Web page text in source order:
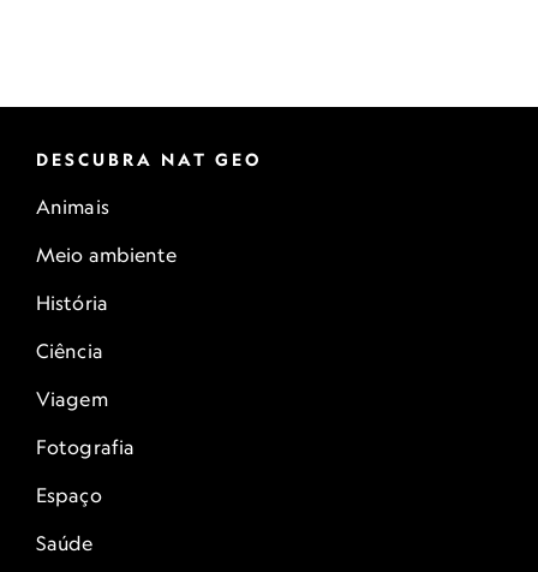
DESCUBRA NAT GEO
Animais
Meio ambiente
História
Ciência
Viagem
Fotografia
Espaço
Saúde